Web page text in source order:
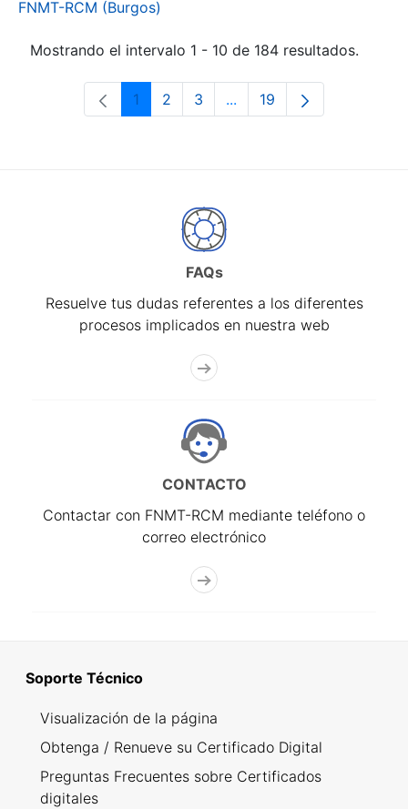
FNMT-RCM (Burgos)
Mostrando el intervalo 1 - 10 de 184 resultados.
Página
1 Página
2 Página
3 ...Páginas intermedias Use
Página
19
FAQs
Resuelve tus dudas referentes a los diferentes
procesos implicados en nuestra web
CONTACTO
Contactar con FNMT-RCM mediante teléfono o
correo electrónico
Soporte Técnico
Visualización de la página
Obtenga / Renueve su Certificado Digital
Preguntas Frecuentes sobre Certificados
digitales